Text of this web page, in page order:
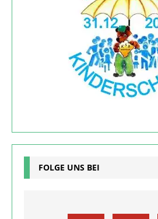
FOLGE UNS BEI